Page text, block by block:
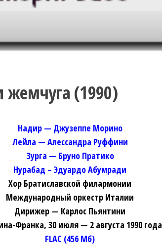
жемчуга (1990)
Надир — Джузеппе Морино
Лейла — Алессандра Руффини
Зурга — Бруно Пратико
Нурабад – Эдуардо Абумради
Хор Братиславской филармонии
Международный оркестр Италии
Дирижер — Карлос Пьянтини
Франка, 30 июля — 2 августа 1990 года
FLAC (456 Мб)